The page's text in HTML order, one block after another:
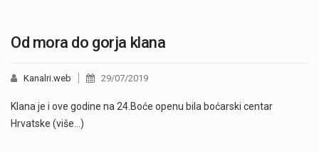
Od mora do gorja klana
Kanalri.web 29/07/2019
Klana je i ove godine na 24.Boće openu bila boćarski centar
Hrvatske (više…)